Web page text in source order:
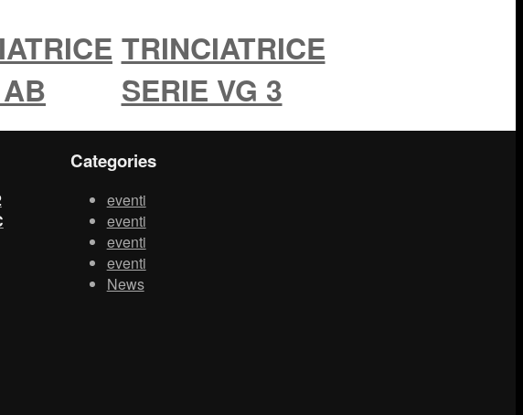
TRINCIATRICE
SERIE VG 3
Categories
eventi
eventi
eventi
eventi
News